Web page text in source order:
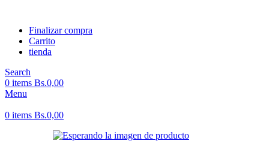
Finalizar compra
Carrito
tienda
Search
0 items Bs.0,00
Menu
0 items Bs.0,00